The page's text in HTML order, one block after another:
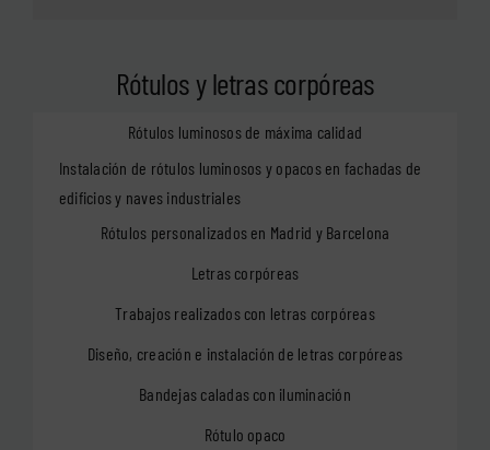
Rótulos y letras corpóreas
Rótulos luminosos de máxima calidad
Instalación de rótulos luminosos y opacos en fachadas de
edificios y naves industriales
Rótulos personalizados en Madrid y Barcelona
Letras corpóreas
Trabajos realizados con letras corpóreas
Diseño, creación e instalación de letras corpóreas
Bandejas caladas con iluminación
Rótulo opaco